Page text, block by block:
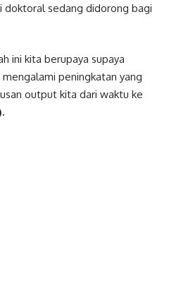
sedang didorong bagi
ini kita berupaya supaya
peningkatan yang
output kita dari waktu ke